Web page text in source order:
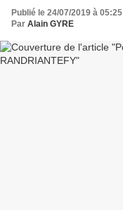
Publié le 24/07/2019 à 05:25
Par Alain GYRE